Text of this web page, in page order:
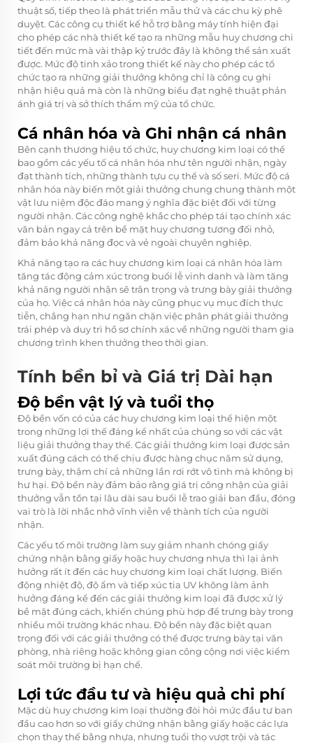
thuật số, tiếp theo là phát triển mẫu thử và các chu kỳ phê
duyệt. Các công cụ thiết kế hỗ trợ bằng máy tính hiện đại
cho phép các nhà thiết kế tạo ra những mẫu huy chương chi
tiết đến mức mà vài thập kỷ trước đây là không thể sản xuất
được. Mức độ tinh xảo trong thiết kế này cho phép các tổ
chức tạo ra những giải thưởng không chỉ là công cụ ghi
nhận hiệu quả mà còn là những biểu đạt nghệ thuật phản
ánh giá trị và sở thích thẩm mỹ của tổ chức.
Cá nhân hóa và Ghi nhận cá nhân
Bên cạnh thương hiệu tổ chức, huy chương kim loại có thể
bao gồm các yếu tố cá nhân hóa như tên người nhận, ngày
đạt thành tích, những thành tựu cụ thể và số seri. Mức độ cá
nhân hóa này biến một giải thưởng chung chung thành một
vật lưu niệm độc đáo mang ý nghĩa đặc biệt đối với từng
người nhận. Các công nghệ khắc cho phép tái tạo chính xác
văn bản ngay cả trên bề mặt huy chương tương đối nhỏ,
đảm bảo khả năng đọc và vẻ ngoài chuyên nghiệp.
Khả năng tạo ra các huy chương kim loại cá nhân hóa làm
tăng tác động cảm xúc trong buổi lễ vinh danh và làm tăng
khả năng người nhận sẽ trân trọng và trưng bày giải thưởng
của họ. Việc cá nhân hóa này cũng phục vụ mục đích thực
tiễn, chẳng hạn như ngăn chặn việc phân phát giải thưởng
trái phép và duy trì hồ sơ chính xác về những người tham gia
chương trình khen thưởng theo thời gian.
Tính bền bỉ và Giá trị Dài hạn
Độ bền vật lý và tuổi thọ
Độ bền vốn có của các huy chương kim loại thể hiện một
trong những lợi thế đáng kể nhất của chúng so với các vật
liệu giải thưởng thay thế. Các giải thưởng kim loại được sản
xuất đúng cách có thể chịu được hàng chục năm sử dụng,
trưng bày, thậm chí cả những lần rơi rớt vô tình mà không bị
hư hại. Độ bền này đảm bảo rằng giá trị công nhận của giải
thưởng vẫn tồn tại lâu dài sau buổi lễ trao giải ban đầu, đóng
vai trò là lời nhắc nhở vĩnh viễn về thành tích của người
nhận.
Các yếu tố môi trường làm suy giảm nhanh chóng giấy
chứng nhận bằng giấy hoặc huy chương nhựa thì lại ảnh
hưởng rất ít đến các huy chương kim loại chất lượng. Biến
động nhiệt độ, độ ẩm và tiếp xúc tia UV không làm ảnh
hưởng đáng kể đến các giải thưởng kim loại đã được xử lý
bề mặt đúng cách, khiến chúng phù hợp để trưng bày trong
nhiều môi trường khác nhau. Độ bền này đặc biệt quan
trọng đối với các giải thưởng có thể được trưng bày tại văn
phòng, nhà riêng hoặc không gian công cộng nơi việc kiểm
soát môi trường bị hạn chế.
Lợi tức đầu tư và hiệu quả chi phí
Mặc dù huy chương kim loại thường đòi hỏi mức đầu tư ban
đầu cao hơn so với giấy chứng nhận bằng giấy hoặc các lựa
chọn thay thế bằng nhựa, nhưng tuổi thọ vượt trội và tác